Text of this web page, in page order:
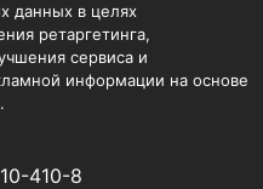
данных в целях
ретаргетинга,
сервиса и
информации на основе
410-8